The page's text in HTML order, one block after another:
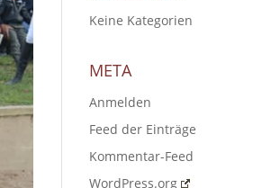
Keine Kategorien
META
Anmelden
Feed der Einträge
Kommentar-Feed
WordPress.org